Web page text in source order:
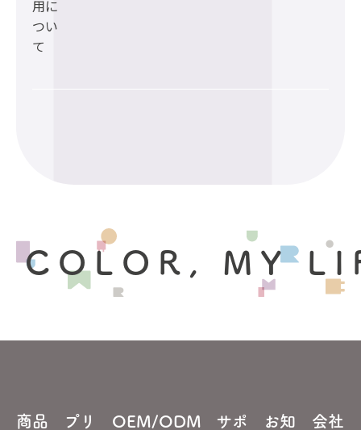
用に
つい
て
COLOR, MY
商品
プリ
OEM/ODM
サポ
お知
会社